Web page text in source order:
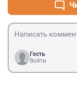
Гость
Войти